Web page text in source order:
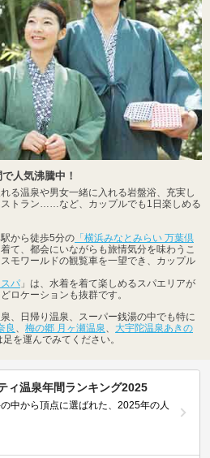
人気沸騰中！
る温泉や男女一緒に入れる岩盤浴、充実し
トラン……など、カップルでも1日楽しめる
から徒歩5分の 「横浜みなとみらい 万葉倶
て、都会にいながらも旅情気分を味わうこ
モワールドの観覧車を一望でき、カップル
パ 」は、水着を着て楽しめるスパエリアが
ロケーションも抜群です。
、日帰り温泉、スーパー銭湯の中でも特に
良 、 梅の郷 月ヶ瀬温泉、 大宇陀温泉あきの
を運んでみてください。
ィ温泉年間ランキング2025
中から頂点に選ばれた、2025年の人